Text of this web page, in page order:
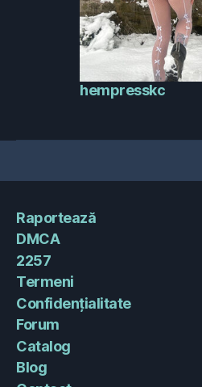
hempresskc
Raportează
DMCA
2257
Termeni
Confidențialitate
Forum
Catalog
Blog